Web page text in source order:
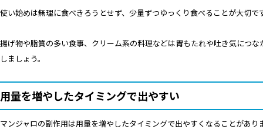
使い始めは無理に食べきろうとせず、少量ずつゆっくり食べることが大切で
揚げ物や脂質の多い食事、クリーム系の料理などは胃もたれや吐き気につ
しましょう。
用量を増やしたタイミングで出やすい
マンジャロの副作用は用量を増やしたタイミングで出やすくなることがあり